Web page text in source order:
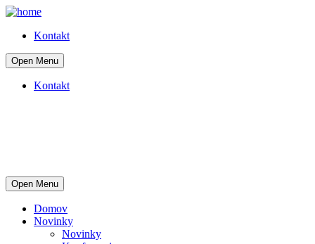
Kontakt
Open Menu
Kontakt
Open Menu
Domov
Novinky
Novinky